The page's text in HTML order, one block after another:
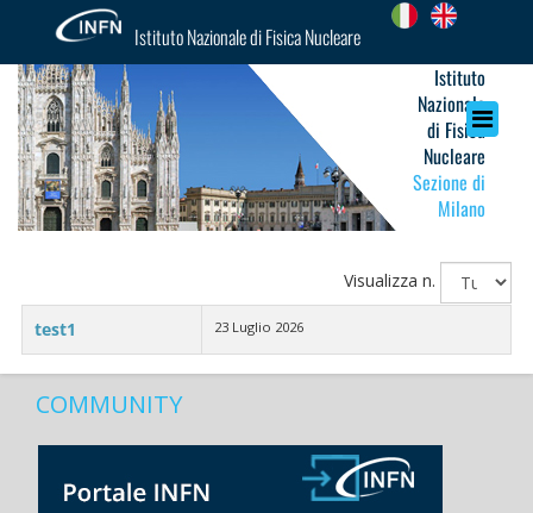
Istituto Nazionale di Fisica Nucleare
Istituto
Nazionale
di Fisica
Nucleare
Sezione di
Milano
Visualizza n.
test1 23 Luglio 2026
COMMUNITY